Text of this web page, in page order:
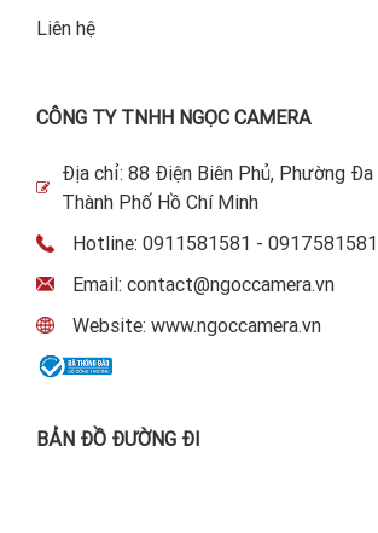
Liên hệ
CÔNG TY TNHH NGỌC CAMERA
Địa chỉ: 88 Điện Biên Phủ, Phường Đa
Thành Phố Hồ Chí Minh
Hotline: 0911581581 - 0917581581
Email: contact@ngoccamera.vn
Website: www.ngoccamera.vn
BẢN ĐỒ ĐƯỜNG ĐI